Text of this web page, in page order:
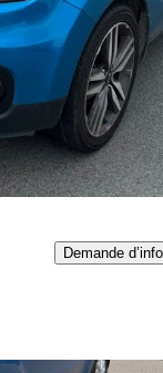
Bonne
Demande d’info